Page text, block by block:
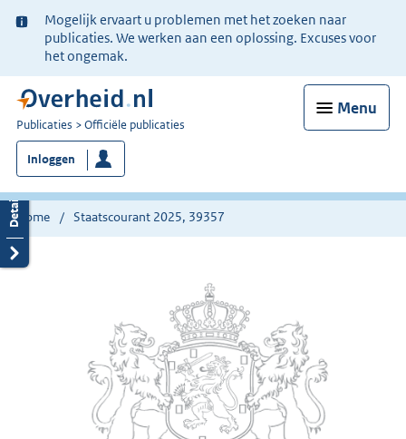
Ter
informatie:
Mogelijk ervaart u problemen met het zoeken naar
publicaties. We werken aan een oplossing. Excuses voor
het ongemak.
Menu
U
bent
nu
hier:
Publicaties Officiële publicaties
Inloggen
Home Staatscourant 2025, 39357